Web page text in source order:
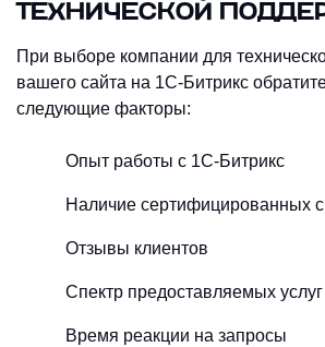
ТЕХНИЧЕСКОЙ
При выборе компании для
вашего сайта на 1С-Битрикс
следующие факторы:
Опыт работы с 1С-Битрикс
Наличие сертифицированных
Отзывы клиентов
Спектр предоставляемых услуг
Время реакции на запросы